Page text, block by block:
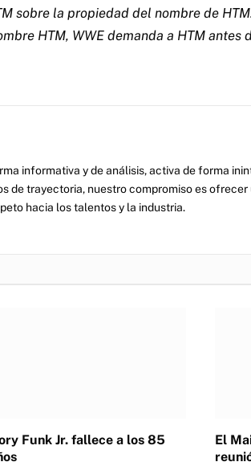
​​sobre la propiedad del nombre de
HTM, WWE demanda a HTM antes
informativa y de análisis, activa de forma
de trayectoria, nuestro compromiso es
hacia los talentos y la industria.
Funk Jr. fallece a los 85
El